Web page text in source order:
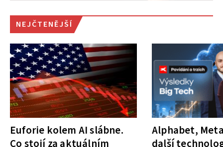
NEJČTENĚJŠÍ
Euforie kolem AI slábne.
Co stojí za aktuálním
Alphabet,
další